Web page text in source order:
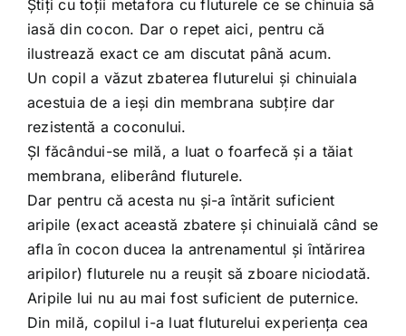
Știți cu toții metafora cu fluturele ce se chinuia să
iasă din cocon. Dar o repet aici, pentru că
ilustrează exact ce am discutat până acum.
Un copil a văzut zbaterea fluturelui și chinuiala
acestuia de a ieși din membrana subțire dar
rezistentă a coconului.
ȘI făcândui-se milă, a luat o foarfecă și a tăiat
membrana, eliberând fluturele.
Dar pentru că acesta nu și-a întărit suficient
aripile (exact această zbatere și chinuială când se
afla în cocon ducea la antrenamentul și întărirea
aripilor) fluturele nu a reușit să zboare niciodată.
Aripile lui nu au mai fost suficient de puternice.
Din milă, copilul i-a luat fluturelui experiența cea